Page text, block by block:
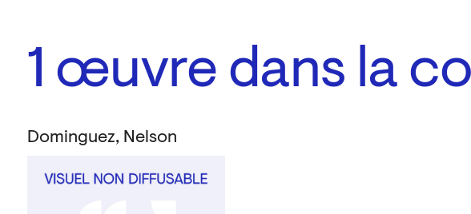
1 œuvre dans la
Dominguez, Nelson